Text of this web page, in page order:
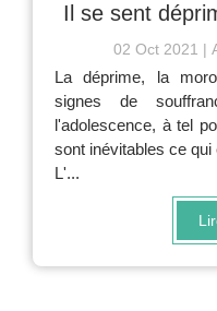
Il se sent
02 Oct 2021
La déprime, la
signes de
l'adolescence, à tel
sont inévitables ce
L'...